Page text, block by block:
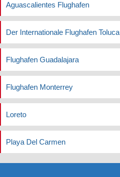
Aguascalientes Flughafen
Der Internationale Flughafen Toluca
Flughafen Guadalajara
Flughafen Monterrey
Loreto
Playa Del Carmen